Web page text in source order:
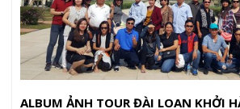
ALBUM ẢNH TOUR ĐÀI LOAN KHỞI